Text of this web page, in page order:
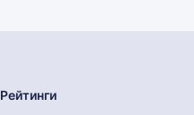
Рейтинги